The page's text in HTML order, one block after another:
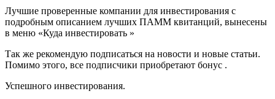
Лучшие проверенные компании для инвестирования с
подробным описанием лучших ПАММ квитанций, вынесены
в меню «Куда инвестировать »
Так же рекомендую подписаться на новости и новые статьи.
Помимо этого, все подписчики приобретают бонус .
Успешного инвестирования.